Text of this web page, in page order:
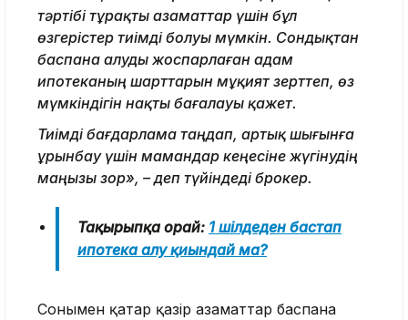
тәртібі тұрақты азаматтар үшін бұл
өзгерістер тиімді болуы мүмкін. Сондықтан
баспана алуды жоспарлаған адам
ипотеканың шарттарын мұқият зерттеп, өз
мүмкіндігін нақты бағалауы қажет.
Тиімді бағдарлама таңдап, артық шығынға
ұрынбау үшін мамандар кеңесіне жүгінудің
маңызы зор», – деп түйіндеді брокер.
Тақырыпқа орай: 1 шілдеден бастап
ипотека алу қиындай ма?
Сонымен қатар қазір азаматтар баспана